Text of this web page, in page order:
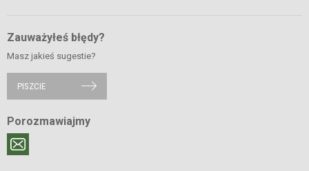
Zauważyłeś błędy?
Masz jakieś sugestie?
PISZCIE
Porozmawiajmy